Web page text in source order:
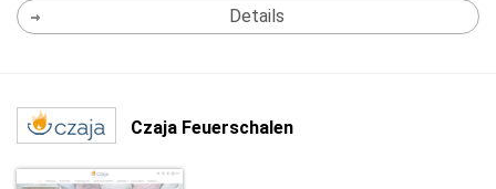
Details
Czaja Feuerschalen